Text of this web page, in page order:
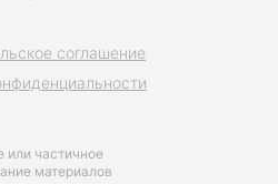
или частичное
материалов
соглашение